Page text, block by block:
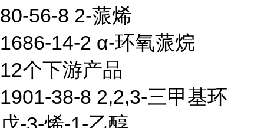
80-56-8 2-蒎烯
1686-14-2 α-环氧蒎烷
12个下游产品
1901-38-8 2,2,3-三甲基环